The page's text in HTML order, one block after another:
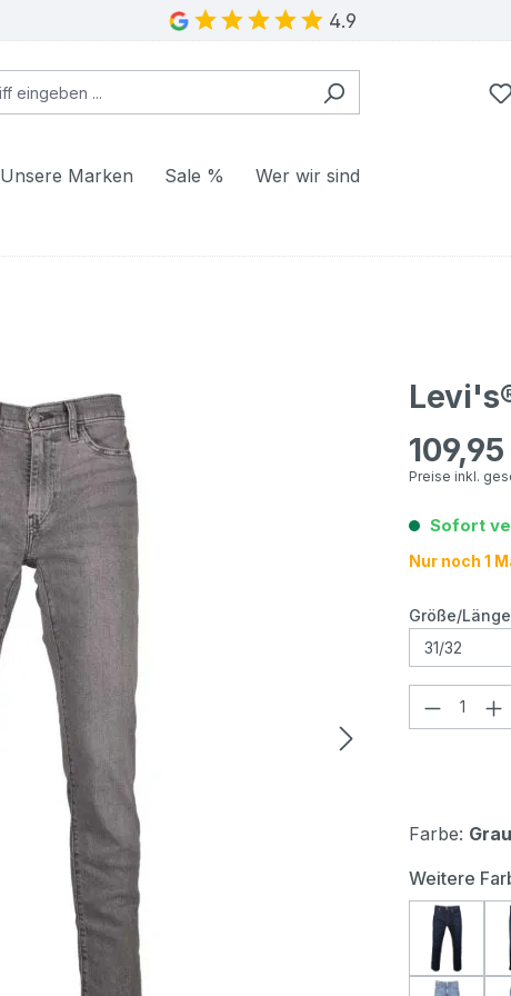
4.9
Unsere Marken Sale % Wer wir sind
Regulärer
Preise inkl.
Sofort
Nur noch 1
Größe/Länge
Farbe: Grau
Weitere